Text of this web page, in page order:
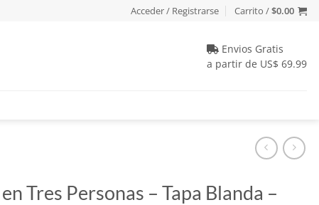
Acceder / Registrarse Carrito /$0.00
Envios Gratis
a partir de US$ 69.99
Tres Personas – Tapa Blanda –